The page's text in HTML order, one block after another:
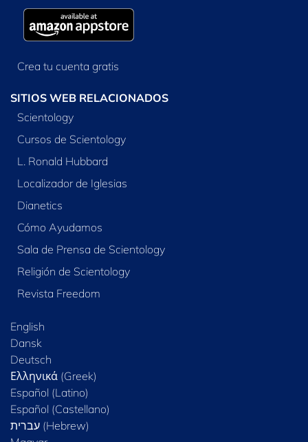
Crea tu cuenta gratis
SITIOS WEB RELACIONADOS
Scientology
Cursos de Scientology
L. Ronald Hubbard
Localizador de Iglesias
Dianetics
Cómo Ayudamos
Sala de Prensa de Scientology
Religión de Scientology
Revista Freedom
English
Dansk
Deutsch
Ελληνικά (Greek)
Español (Latino)
Español (Castellano)